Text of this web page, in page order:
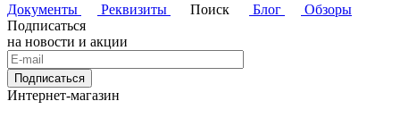
Документы
Реквизиты Поиск Блог
Обзоры
Подписаться
на новости и акции
Подписаться
Интернет-магазин